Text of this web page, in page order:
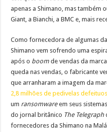
apenas a Shimano, mas também
Giant, a Bianchi, a BMC e, mais
Como fornecedora de algumas
Shimano vem sofrendo uma
após o boom de vendas da
queda nas vendas, o fabricante
que arranharam a imagem da
2,8 milhões de pedivelas
um ransomwareem seus
do jornal britânico The Telegraph
fornecedores da Shimano na